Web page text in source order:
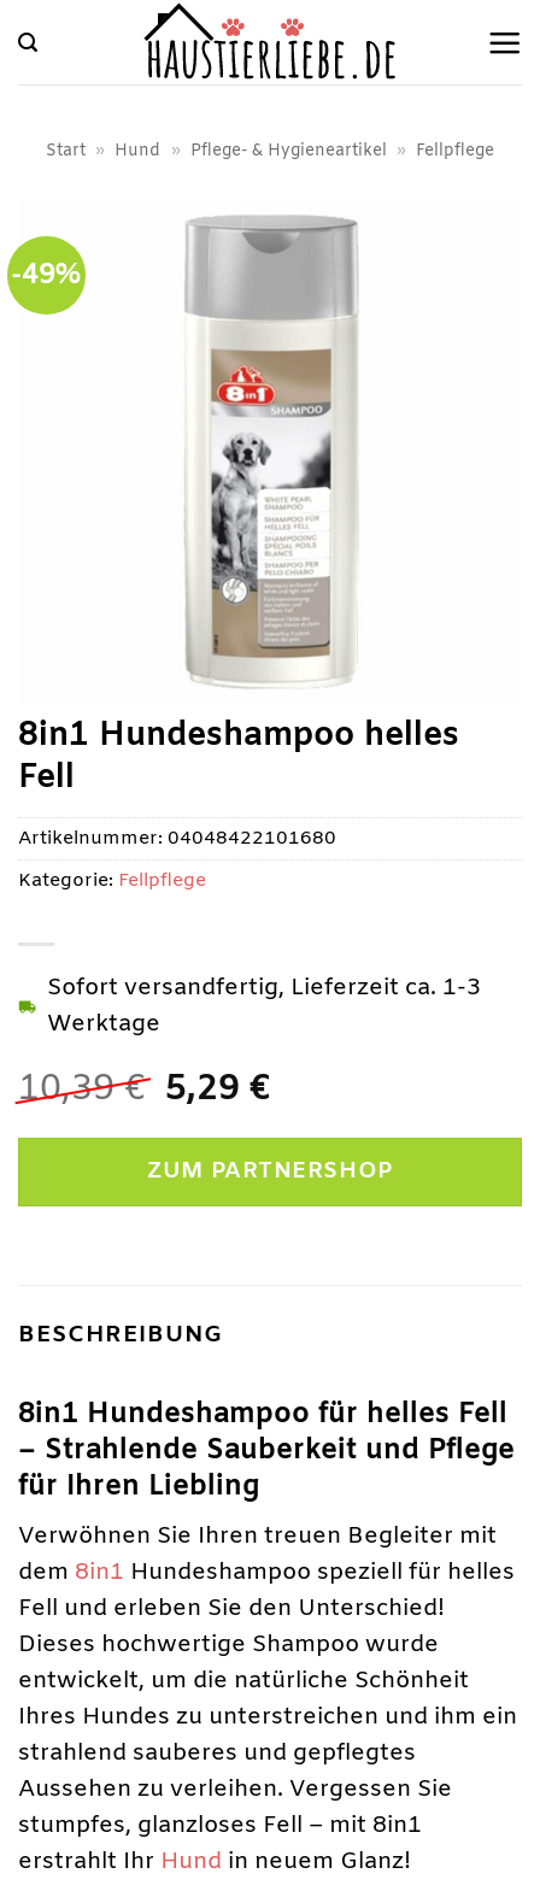
Inhalt
springen
Start » Hund » Pflege- & Hygieneartikel » Fellpflege
-49%
8in1 Hundeshampoo helles
Fell
10,39€ Ursprünglicher
war:
10,39 €
5,29 €Aktueller
ist:
5,29 €.
Sofort versandfertig, Lieferzeit ca. 1-3
Werktage
ZUM PARTNERSHOP
Artikelnummer: 04048422101680
Kategorie: Fellpflege
BESCHREIBUNG
8in1 Hundeshampoo für helles Fell
– Strahlende Sauberkeit und Pflege
für Ihren Liebling
Verwöhnen Sie Ihren treuen Begleiter mit
dem 8in1 Hundeshampoo speziell für helles
Fell und erleben Sie den Unterschied!
Dieses hochwertige Shampoo wurde
entwickelt, um die natürliche Schönheit
Ihres Hundes zu unterstreichen und ihm ein
strahlend sauberes und gepflegtes
Aussehen zu verleihen. Vergessen Sie
stumpfes, glanzloses Fell – mit 8in1
erstrahlt Ihr Hund in neuem Glanz!